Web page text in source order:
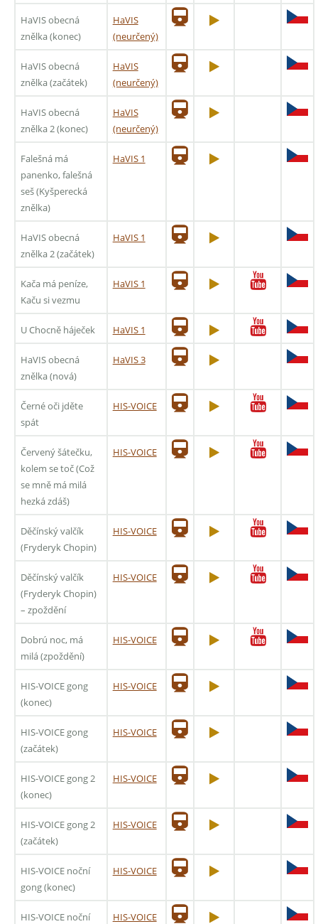
HaVIS obecná
znělka (konec)
HaVIS
(neurčený)
HaVIS obecná
znělka (začátek)
HaVIS
(neurčený)
HaVIS obecná
znělka 2 (konec)
HaVIS
(neurčený)
Falešná má
panenko, falešná
seš (Kyšperecká
znělka)
HaVIS 1
HaVIS obecná
znělka 2 (začátek)
HaVIS 1
Kača má peníze,
Kaču si vezmu
HaVIS 1
U Chocně háječek HaVIS 1
HaVIS obecná
znělka (nová)
HaVIS 3
Černé oči jděte
spát
HIS-VOICE
Červený šátečku,
kolem se toč (Což
se mně má milá
hezká zdáš)
HIS-VOICE
Děčínský valčík
(Fryderyk Chopin)
HIS-VOICE
Děčínský valčík
(Fryderyk Chopin)
– zpoždění
HIS-VOICE
Dobrú noc, má
milá (zpoždění)
HIS-VOICE
HIS-VOICE gong
(konec)
HIS-VOICE
HIS-VOICE gong
(začátek)
HIS-VOICE
HIS-VOICE gong 2
(konec)
HIS-VOICE
HIS-VOICE gong 2
(začátek)
HIS-VOICE
HIS-VOICE noční
gong (konec)
HIS-VOICE
HIS-VOICE noční
HIS-VOICE